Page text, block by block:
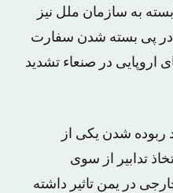
به سازمان ملل نیز
در پی بسته شدن سفارت
اروپایی در صنعاء تشدید
ربوده شدن یکی از
تدابیر از سوی
در یمن تاثیر داشته